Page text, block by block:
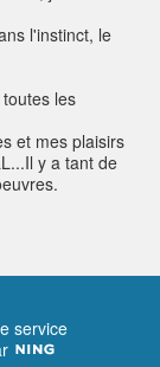
l'instinct, le
les
et mes plaisirs
y a tant de
service